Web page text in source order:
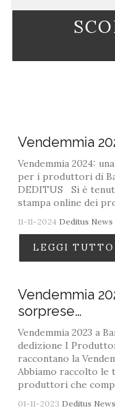
Vendemmia
Vendemmia 2024:
per i produttori di
DEDITUS Si è
stampa online dei
11-11-2024 Deditus News
LEGGI TUTTO
Vendemmia
sorprese…
Vendemmia 2023 a
dedizione I
raccontano la
Abbiamo raccolto le
produttori che
01-11-2023 Deditus News